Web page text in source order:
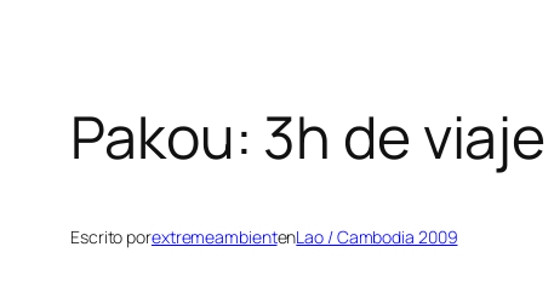
Pakou: 3h de
Escrito porextremeambientenLao / Cambodia 2009